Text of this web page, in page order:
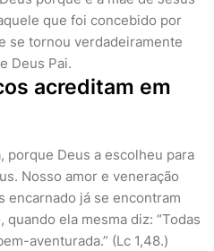
que foi concebido por
se tornou verdadeiramente
Deus Pai.
acreditam em
porque Deus a escolheu para
Nosso amor e veneração
encarnado já se encontram
ela mesma diz: “Todas
aventurada.” (Lc 1,48.)